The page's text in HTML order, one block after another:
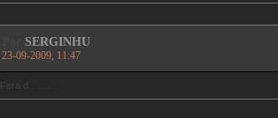
SERGINHU
23-09-2009, 11:47
Fera d ..........